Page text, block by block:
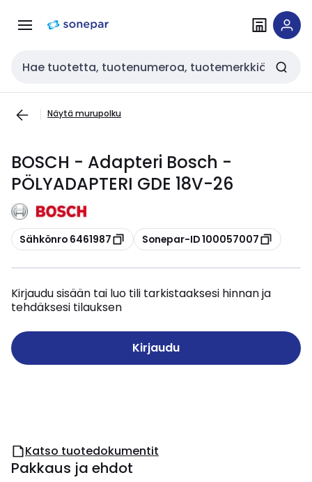
navigointiinsisältöön
Haku
Näytä murupolku
BOSCH - Adapteri Bosch -
PÖLYADAPTERI GDE 18V-26
Kopioi
Sähkönro 6461987 Kopioi
Sonepar-ID 100057007
Kirjaudu sisään tai luo tili tarkistaaksesi hinnan ja
tehdäksesi tilauksen
Kirjaudu
Katso tuotedokumentit
Pakkaus ja ehdot